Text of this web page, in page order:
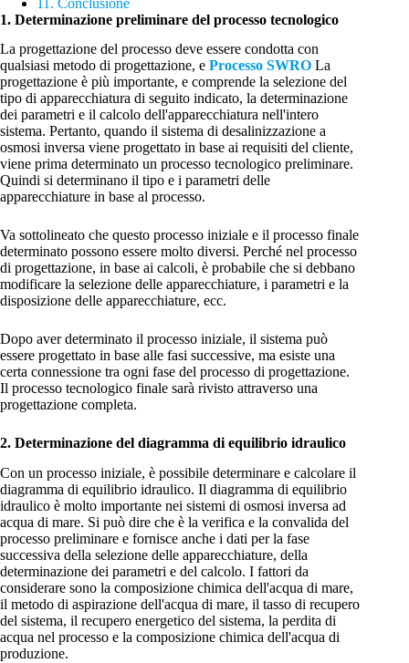
1. Determinazione preliminare del processo tecnologico
La progettazione del processo deve essere condotta con
qualsiasi metodo di progettazione, e Processo SWRO La
progettazione è più importante, e comprende la selezione del
tipo di apparecchiatura di seguito indicato, la determinazione
dei parametri e il calcolo dell'apparecchiatura nell'intero
sistema. Pertanto, quando il sistema di desalinizzazione a
osmosi inversa viene progettato in base ai requisiti del cliente,
viene prima determinato un processo tecnologico preliminare.
Quindi si determinano il tipo e i parametri delle
apparecchiature in base al processo.
Va sottolineato che questo processo iniziale e il processo finale
determinato possono essere molto diversi. Perché nel processo
di progettazione, in base ai calcoli, è probabile che si debbano
modificare la selezione delle apparecchiature, i parametri e la
disposizione delle apparecchiature, ecc.
Dopo aver determinato il processo iniziale, il sistema può
essere progettato in base alle fasi successive, ma esiste una
certa connessione tra ogni fase del processo di progettazione.
Il processo tecnologico finale sarà rivisto attraverso una
progettazione completa.
2. Determinazione del diagramma di equilibrio idraulico
Con un processo iniziale, è possibile determinare e calcolare il
diagramma di equilibrio idraulico. Il diagramma di equilibrio
idraulico è molto importante nei sistemi di osmosi inversa ad
acqua di mare. Si può dire che è la verifica e la convalida del
processo preliminare e fornisce anche i dati per la fase
successiva della selezione delle apparecchiature, della
determinazione dei parametri e del calcolo. I fattori da
considerare sono la composizione chimica dell'acqua di mare,
il metodo di aspirazione dell'acqua di mare, il tasso di recupero
del sistema, il recupero energetico del sistema, la perdita di
acqua nel processo e la composizione chimica dell'acqua di
produzione.